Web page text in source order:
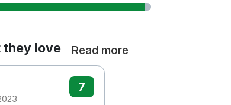
they love Read more
7